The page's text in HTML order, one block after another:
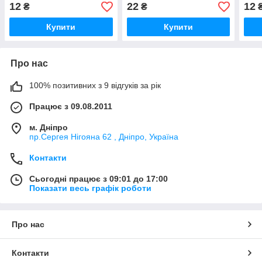
12 ₴
Купити
22₴
Купити
12
Про нас
100% позитивних з 9 відгуків за рік
Працює з 09.08.2011
м. Дніпро
пр.Сергея Нігояна 62 , Дніпро, Україна
Контакти
Сьогодні працює з 09:01 до 17:00
Показати весь графік роботи
Про нас
Контакти